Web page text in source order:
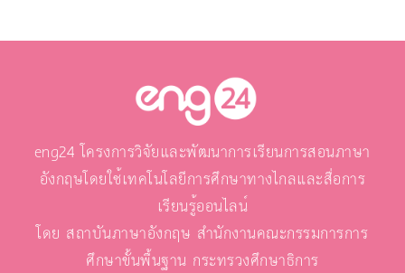
eng24 โครงการวิจัยและพัฒนาการเรียนการสอนภาษา
อังกฤษโดยใช้เทคโนโลยีการศึกษาทางไกลและสื่อการ
เรียนรู้ออนไลน์
โดย สถาบันภาษาอังกฤษ สำนักงานคณะกรรมการการ
ศึกษาขั้นพื้นฐาน กระทรวงศึกษาธิการ